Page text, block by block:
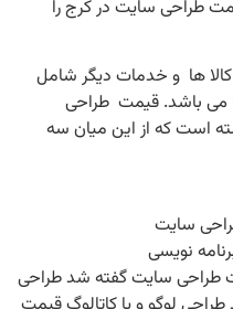
طراحی سایت در کرج را
ها و خدمات دیگر شامل
می باشد. قیمت طراحی
است که از این میان سه
سایت
نویسی
طراحی سایت گفته شد طراحی